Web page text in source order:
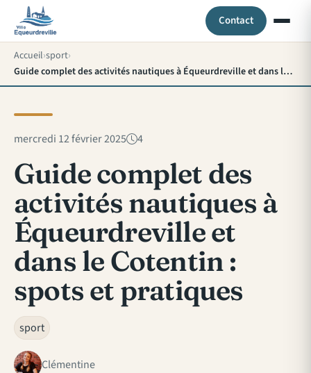
Contact
Accueil sport
Guide complet des activités nautiques à Équeurdreville et dans le Cotentin : spots et pratiques
mercredi 12 février 2025 4
Guide complet des
activités nautiques à
Équeurdreville et
dans le Cotentin :
spots et pratiques
sport
Clémentine